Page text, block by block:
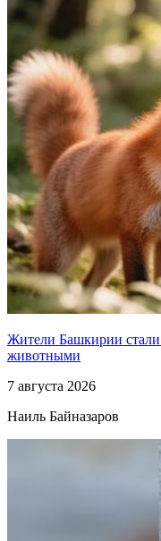
Жители Башкирии стали
животными
7 августа 2026
Наиль Байназаров